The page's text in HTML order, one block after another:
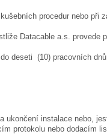
procedur nebo při
Datacable a.s. provede
deseti (10) pracovních dnů
ukončení instalace nebo,
protokolu nebo dodacím